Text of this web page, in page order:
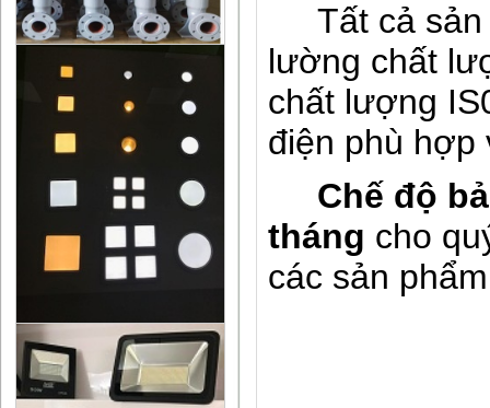
Tất cả sản
lường chất
chất lượng
điện phù hợp
Chế độ
tháng cho
các sản